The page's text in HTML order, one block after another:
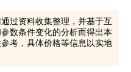
过资料收集整理，并基于互
数条件变化的分析而得出本
考，具体价格等信息以实地